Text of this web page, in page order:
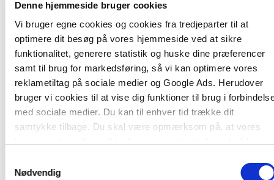
Denne hjemmeside bruger cookies
Vi bruger egne cookies og cookies fra tredjeparter til at
optimere dit besøg på vores hjemmeside ved at sikre
funktionalitet, generere statistik og huske dine præferencer
samt til brug for markedsføring, så vi kan optimere vores
reklametiltag på sociale medier og Google Ads. Herudover
bruger vi cookies til at vise dig funktioner til brug i
med sociale medier. Du kan til enhver tid trække dit
samtykke tilbage. Du skal være opmærksom på, at vores
Nødvendig
Af samme forfatter